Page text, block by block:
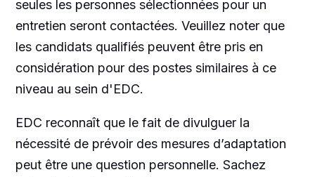
seules les personnes sélectionnées pour un
entretien seront contactées. Veuillez noter que
les candidats qualifiés peuvent être pris en
considération pour des postes similaires à ce
niveau au sein d'EDC.
EDC reconnaît que le fait de divulguer la
nécessité de prévoir des mesures d’adaptation
peut être une question personnelle. Sachez